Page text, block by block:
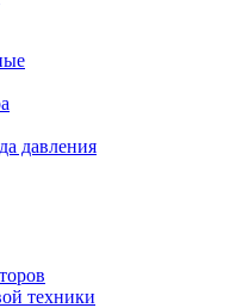
давления
техники